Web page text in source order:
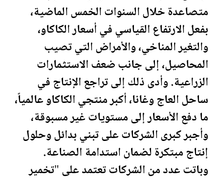
متصاعدة خلال السنوات الخمس الماضية،
بفعل الارتفاع القياسي في أسعار الكاكاو،
والتغير المناخي، والأمراض التي تصيب
المحاصيل، إلى جانب ضعف الاستثمارات
الزراعية. وأدى ذلك إلى تراجع الإنتاج في
ساحل العاج وغانا، أكبر منتجي الكاكاو عالمياً،
ما دفع الأسعار إلى مستويات غير مسبوقة،
وأجبر كبرى الشركات على تبني بدائل وحلول
إنتاج مبتكرة لضمان استدامة الصناعة.
وباتت عدد من الشركات تعتمد على "تخمير